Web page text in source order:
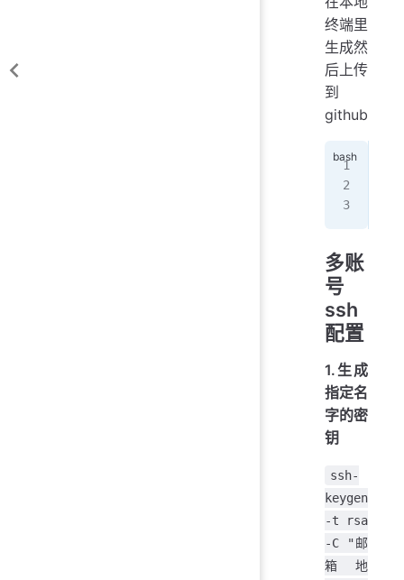
终端里
生成然
后上传
到
github
多账
号
ssh
配置
1.生成
指定名
字的密
钥
ssh-
keygen
-t rsa
-C "邮
箱地